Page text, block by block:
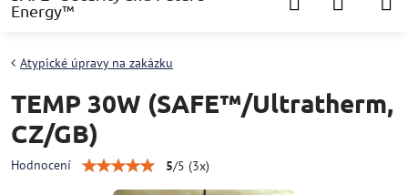
Energy™
Atypické úpravy na zakázku
TEMP 30W (SAFE™/Ultratherm,
CZ/GB)
Hodnocení 5/5 (3x)